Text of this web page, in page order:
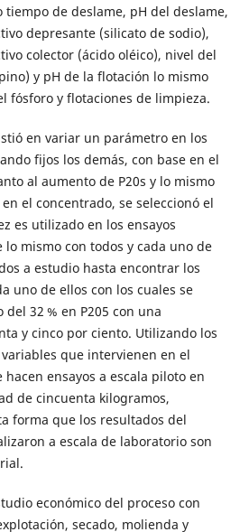
de deslame, pH del deslame,
depresante (silicato de sodio),
colector (ácido oléico), nivel del
y pH de la flotación lo mismo
fósforo y flotaciones de limpieza.
en variar un parámetro en los
fijos los demás, con base en el
al aumento de P20s y lo mismo
el concentrado, se seleccionó el
es utilizado en los ensayos
lo mismo con todos y cada uno de
a estudio hasta encontrar los
uno de ellos con los cuales se
32 % en P205 con una
y cinco por ciento. Utilizando los
que intervienen en el
ensayos a escala piloto en
de cincuenta kilogramos,
forma que los resultados del
a escala de laboratorio son
económico del proceso con
secado, molienda y